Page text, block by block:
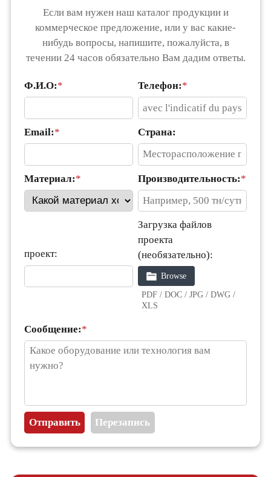
Если вам нужен наш каталог продукции и
коммерческое предложение, или у вас какие-
нибудь вопросы, напишите, пожалуйста, в
течении 24 часов обязательно Вам дадим ответы.
Ф.И.О:* Телефон:*
Email:* Страна:
Материал:* Производительность:*
проект:
Загрузка файлов
проекта
(необязательно):
Browse
PDF / DOC / JPG / DWG /
XLS
Сообщение:*